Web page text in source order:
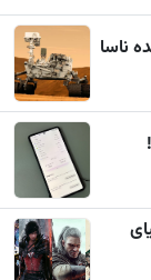
از دنیای